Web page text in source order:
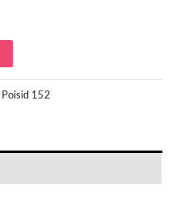
Poisid 152